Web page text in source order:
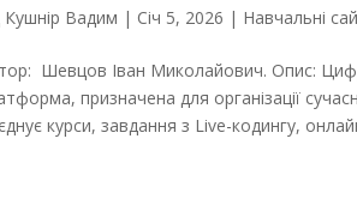
Кушнір Вадим | Січ 5, 2026 | Навчальні
Шевцов Іван Миколайович. Опис:
призначена для організації
курси, завдання з Live-кодингу,